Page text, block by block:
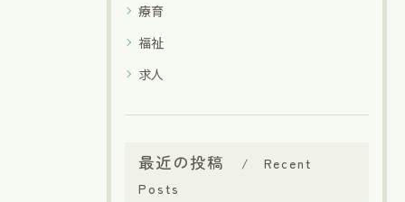
療育
福祉
求人
最近の投稿
Recent
Posts